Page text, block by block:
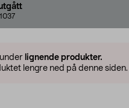
lignende produkter.
lengre ned på denne siden.